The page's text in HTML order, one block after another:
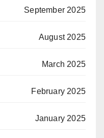
September 2025
August 2025
March 2025
February 2025
January 2025